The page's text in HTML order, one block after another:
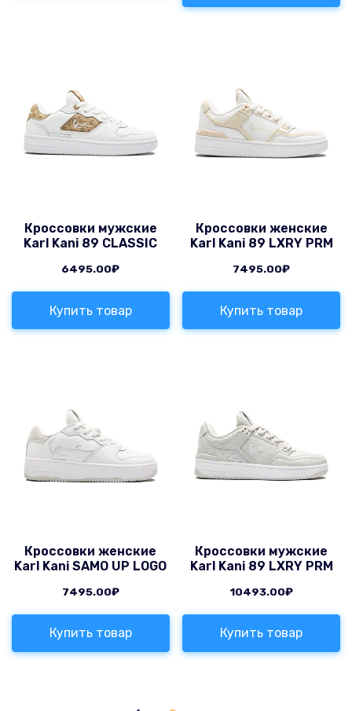
Кроссовки мужские
Karl Kani 89 CLASSIC
6495.00₽
Купить товар
Кроссовки женские
Karl Kani 89 LXRY PRM
7495.00₽
Купить товар
Кроссовки женские
Karl Kani SAMO UP LOGO
7495.00₽
Купить товар
Кроссовки мужские
Karl Kani 89 LXRY PRM
10493.00₽
Купить товар